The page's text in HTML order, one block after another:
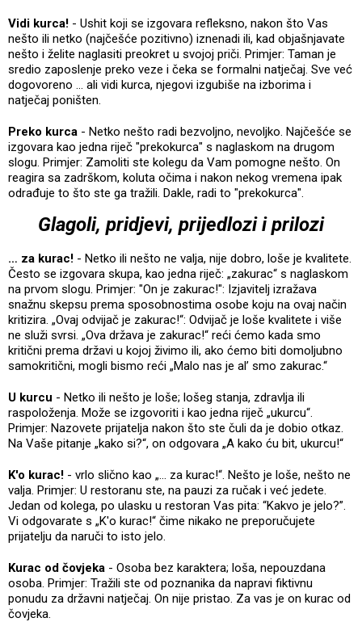
Vidi kurca! - Ushit koji se izgovara refleksno, nakon što Vas
nešto ili netko (najčešće pozitivno) iznenadi ili, kad objašnjavate
nešto i želite naglasiti preokret u svojoj priči. Primjer: Taman je
sredio zaposlenje preko veze i čeka se formalni natječaj. Sve već
dogovoreno ... ali vidi kurca, njegovi izgubiše na izborima i
natječaj poništen.
Preko kurca - Netko nešto radi bezvoljno, nevoljko. Najčešće se
izgovara kao jedna riječ "prekokurca" s naglaskom na drugom
slogu. Primjer: Zamoliti ste kolegu da Vam pomogne nešto. On
reagira sa zadrškom, koluta očima i nakon nekog vremena ipak
odrađuje to što ste ga tražili. Dakle, radi to "prekokurca".
Glagoli, pridjevi, prijedlozi i prilozi
… za kurac! - Netko ili nešto ne valja, nije dobro, loše je kvalitete.
Često se izgovara skupa, kao jedna riječ: „zakurac“ s naglaskom
na prvom slogu. Primjer: "On je zakurac!": Izjavitelj izražava
snažnu skepsu prema sposobnostima osobe koju na ovaj način
kritizira. „Ovaj odvijač je zakurac!“: Odvijač je loše kvalitete i više
ne služi svrsi. „Ova država je zakurac!“ reći ćemo kada smo
kritični prema državi u kojoj živimo ili, ako ćemo biti domoljubno
samokritični, mogli bismo reći „Malo nas je al’ smo zakurac.“
U kurcu - Netko ili nešto je loše; lošeg stanja, zdravlja ili
raspoloženja. Može se izgovoriti i kao jedna riječ „ukurcu“.
Primjer: Nazovete prijatelja nakon što ste čuli da je dobio otkaz.
Na Vaše pitanje „kako si?“, on odgovara „A kako ću bit, ukurcu!“
K'o kurac! - vrlo slično kao „… za kurac!“. Nešto je loše, nešto ne
valja. Primjer: U restoranu ste, na pauzi za ručak i već jedete.
Jedan od kolega, po ulasku u restoran Vas pita: “Kakvo je jelo?”.
Vi odgovarate s „K'o kurac!“ čime nikako ne preporučujete
prijatelju da naruči to isto jelo.
Kurac od čovjeka - Osoba bez karaktera; loša, nepouzdana
osoba. Primjer: Tražili ste od poznanika da napravi fiktivnu
ponudu za državni natječaj. On nije pristao. Za vas je on kurac od
čovjeka.